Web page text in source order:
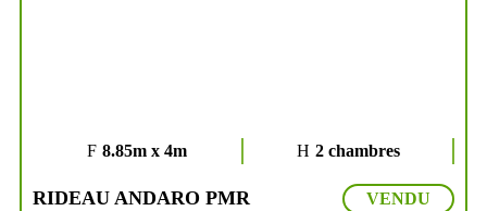
8.85m x 4m 2 chambres
RIDEAU ANDARO PMR VENDU